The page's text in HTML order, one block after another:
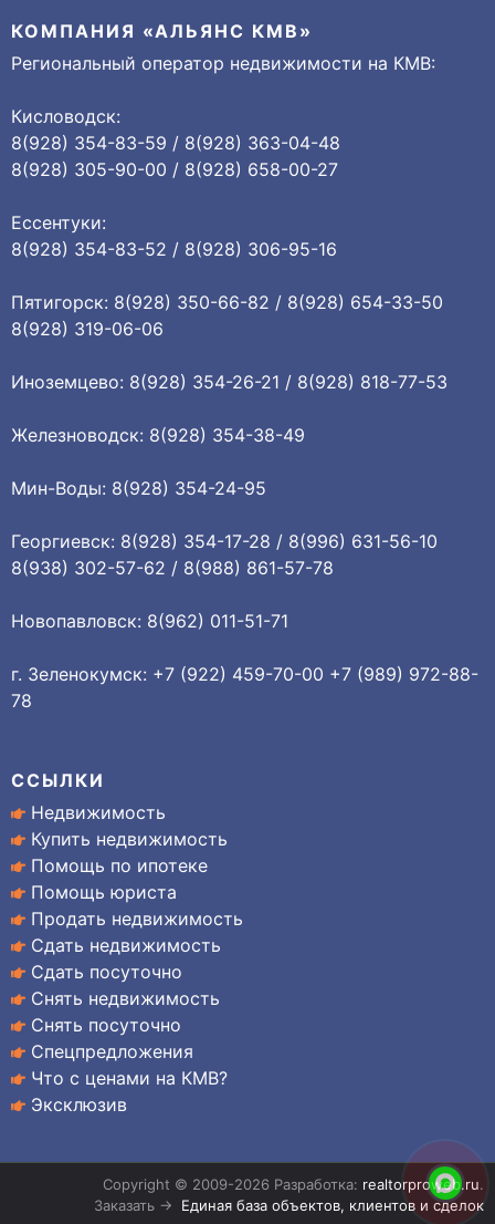
КОМПАНИЯ «АЛЬЯНС КМВ»
Региональный оператор недвижимости на КМВ:
Кисловодск:
8(928) 354-83-59 / 8(928) 363-04-48
8(928) 305-90-00 / 8(928) 658-00-27
Ессентуки:
8(928) 354-83-52 / 8(928) 306-95-16
Пятигорск: 8(928) 350-66-82 / 8(928) 654-33-50
8(928) 319-06-06
Иноземцево: 8(928) 354-26-21 / 8(928) 818-77-53
Железноводск: 8(928) 354-38-49
Мин-Воды: 8(928) 354-24-95
Георгиевск: 8(928) 354-17-28 / 8(996) 631-56-10
8(938) 302-57-62 / 8(988) 861-57-78
Новопавловск: 8(962) 011-51-71
г. Зеленокумск: +7 (922) 459-70-00 +7 (989) 972-88-
78
ССЫЛКИ
Недвижимость
Купить недвижимость
Помощь по ипотеке
Помощь юриста
Продать недвижимость
Сдать недвижимость
Сдать посуточно
Снять недвижимость
Снять посуточно
Спецпредложения
Что с ценами на КМВ?
Эксклюзив
Copyright © 2009-2026 Разработка: realtorproweb.ru.
Заказать → Единая база объектов, клиентов и сделок